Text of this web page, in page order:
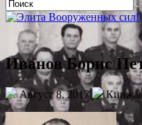
Иванов Борис
Август 8, 2017